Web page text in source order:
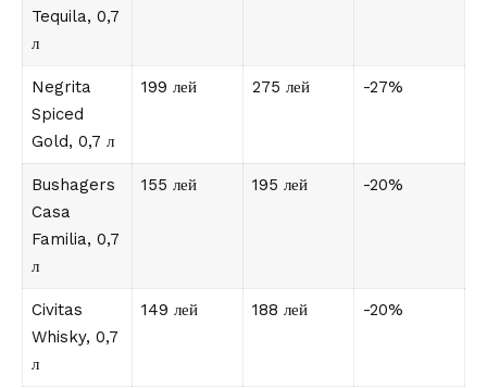
Tequila, 0,7
л
Negrita
Spiced
Gold, 0,7 л
199 лей 275 лей -27%
Bushagers
Casa
Familia, 0,7
л
155 лей 195 лей -20%
Civitas
Whisky, 0,7
л
149 лей 188 лей -20%